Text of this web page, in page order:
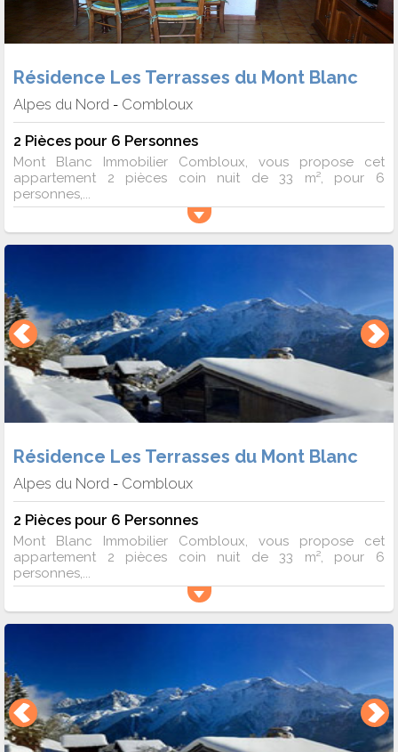
Résidence Les Terrasses du Mont Blanc
Alpes du Nord - Combloux
2 Pièces pour 6 Personnes
Mont Blanc Immobilier Combloux, vous propose cet
appartement 2 pièces coin nuit de 33 m², pour 6
personnes,...
Résidence Les Terrasses du Mont Blanc
Alpes du Nord - Combloux
2 Pièces pour 6 Personnes
Mont Blanc Immobilier Combloux, vous propose cet
appartement 2 pièces coin nuit de 33 m², pour 6
personnes,...